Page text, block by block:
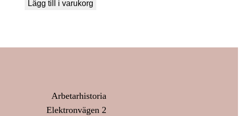
Lägg till i varukorg
Arbetarhistoria
Elektronvägen 2